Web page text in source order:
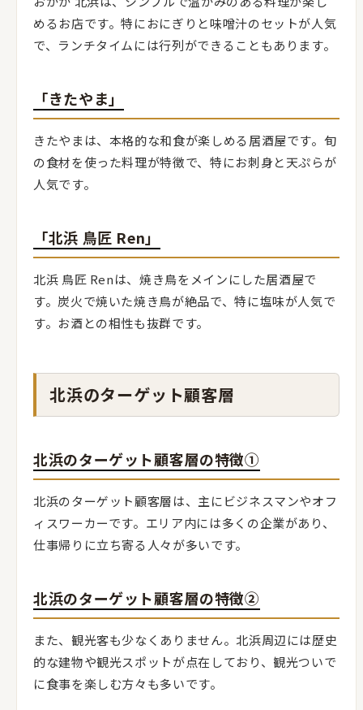
めるお店です。特におにぎりと味噌汁のセットが人気
で、ランチタイムには行列ができることもあります。
「きたやま」
きたやまは、本格的な和食が楽しめる居酒屋です。旬
の食材を使った料理が特徴で、特にお刺身と天ぷらが
人気です。
「北浜 鳥匠 Ren」
北浜 鳥匠 Renは、焼き鳥をメインにした居酒屋で
す。炭火で焼いた焼き鳥が絶品で、特に塩味が人気で
す。お酒との相性も抜群です。
北浜のターゲット顧客層
北浜のターゲット顧客層の特徴①
北浜のターゲット顧客層は、主にビジネスマンやオフ
ィスワーカーです。エリア内には多くの企業があり、
仕事帰りに立ち寄る人々が多いです。
北浜のターゲット顧客層の特徴②
また、観光客も少なくありません。北浜周辺には歴史
的な建物や観光スポットが点在しており、観光ついで
に食事を楽しむ方々も多いです。